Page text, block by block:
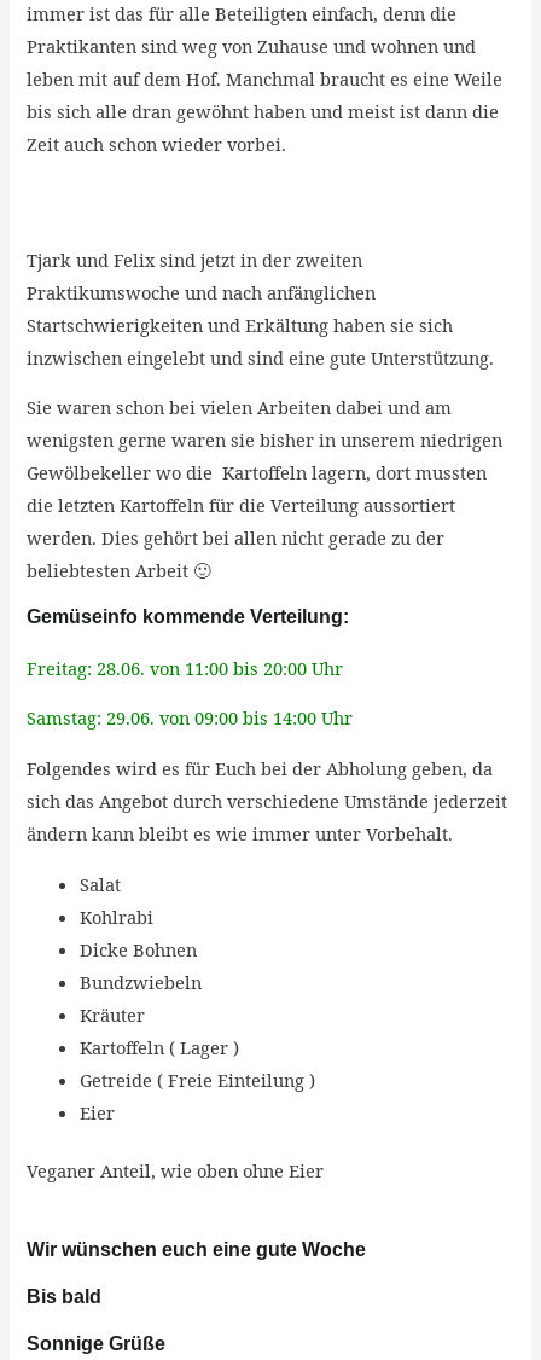
immer ist das für alle Beteiligten einfach, denn die
Praktikanten sind weg von Zuhause und wohnen und
leben mit auf dem Hof. Manchmal braucht es eine Weile
bis sich alle dran gewöhnt haben und meist ist dann die
Zeit auch schon wieder vorbei.
Tjark und Felix sind jetzt in der zweiten
Praktikumswoche und nach anfänglichen
Startschwierigkeiten und Erkältung haben sie sich
inzwischen eingelebt und sind eine gute Unterstützung.
Sie waren schon bei vielen Arbeiten dabei und am
wenigsten gerne waren sie bisher in unserem niedrigen
Gewölbekeller wo die Kartoffeln lagern, dort mussten
die letzten Kartoffeln für die Verteilung aussortiert
werden. Dies gehört bei allen nicht gerade zu der
beliebtesten Arbeit 🙂
Gemüseinfo kommende Verteilung:
Freitag: 28.06. von 11:00 bis 20:00 Uhr
Samstag: 29.06. von 09:00 bis 14:00 Uhr
Folgendes wird es für Euch bei der Abholung geben, da
sich das Angebot durch verschiedene Umstände jederzeit
ändern kann bleibt es wie immer unter Vorbehalt.
Salat
Kohlrabi
Dicke Bohnen
Bundzwiebeln
Kräuter
Kartoffeln ( Lager )
Getreide ( Freie Einteilung )
Eier
Veganer Anteil, wie oben ohne Eier
Wir wünschen euch eine gute Woche
Bis bald
Sonnige Grüße